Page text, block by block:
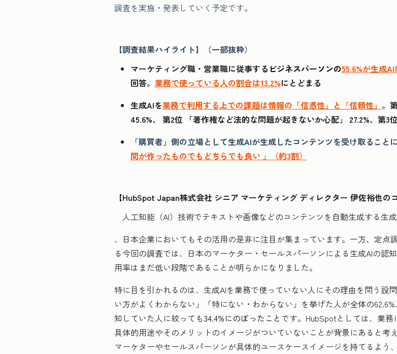
調査を実施・発表していく予定です。
【調査結果ハイライト】（一部抜粋）
マーケティング職・営業職に従事する ビジネスパーソンの55.6%が生成
回答。 業務で使っている人の割合は13.2%にとどまる
生成AIを業務で利用する上での課題は情報の「信憑性」と「信頼性」 。
45.6%、 第2位 「著作権など法的な問題が起きないか心配」 27.2%、第3
「購買者」側の立場として生成AIが生成したコンテンツを受け取ること
間が作ったものでもどちらでも良い 」（約3割）
【HubSpot Japan株式会社 シニア マーケティング ディレクター 伊佐裕也の
人工知能（AI）技術でテキストや画像などのコンテンツを自動生成する生
、日本企業においてもその活用の是非に注目が集まっています。一方、定点
る今回の調査では、日本のマーケター・セールスパーソンによる生成AIの認
用率はまだ低い段階であることが明らかになりました。
特に目を引かれるのは、生成AIを業務で使っていない人にその理由を問う設
い方がよくわからない」「特にない・わからない」を挙げた人が全体の
知していた人に絞っても34.4%にのぼったこと です。HubSpotとしては、業務
具体的用途やそのメリットのイメージがついていないことが背景にあると考
マーケターやセールスパーソンが具体的ユースケースイメージを持てるよう